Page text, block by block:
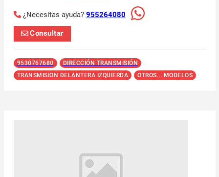
¿Necesitas ayuda? 955264080
Consultar
9530767680
DIRECCIÓN TRANSMISIÓN
TRANSMISION DELANTERA IZQUIERDA
OTROS... MODELOS